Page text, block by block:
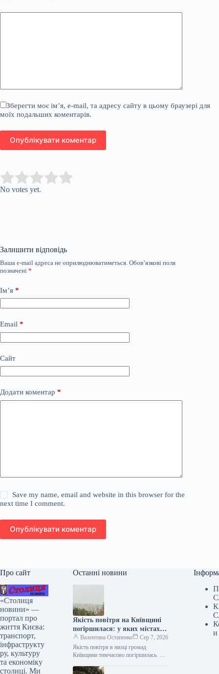
Зберегти моє ім’я, e-mail, та адресу сайту в цьому браузері для
моїх подальших коментарів.
Опублікувати коментар
Rate this item:
No votes yet.
Залишити відповідь
Ваша e-mail адреса не оприлюднюватиметься. Обов’язкові поля
позначені *
Ім’я *
Email *
Сайт
Додати коментар *
Save my name, email and website in this browser for the
next time I comment.
Опублікувати коментар
Про сайт
«Столиця
новини» —
портал про
життя Києва:
транспорт,
інфраструкту
ру, культуру
та економіку
столиці. Ми
Останні новини
Якість повітря на Київщині
погіршилася: у яких містах
зафіксовано підвищений
рівень пилу
Валентина Остапенко
Сер 7, 2026
Якість повітря в низці громад
Київщини тимчасово погіршилась. У
Цю інформацію 7 серпня
и